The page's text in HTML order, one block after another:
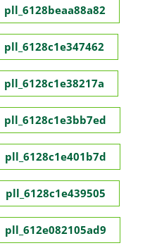
pll_6128beaa88a82
pll_6128c1e347462
pll_6128c1e38217a
pll_6128c1e3bb7ed
pll_6128c1e401b7d
pll_6128c1e439505
pll_612e082105ad9